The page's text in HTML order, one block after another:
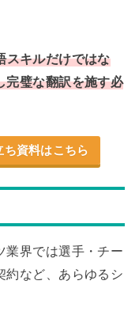
スキルだけではな
完璧な翻訳を施す必
ち資料はこちら
業界では選手・チー
約など、あらゆるシ